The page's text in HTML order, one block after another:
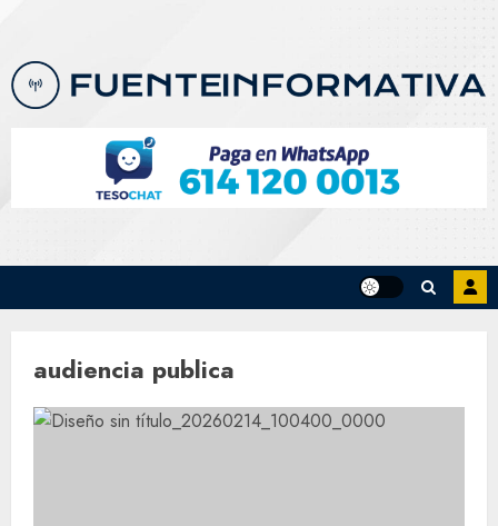
content
audiencia publica